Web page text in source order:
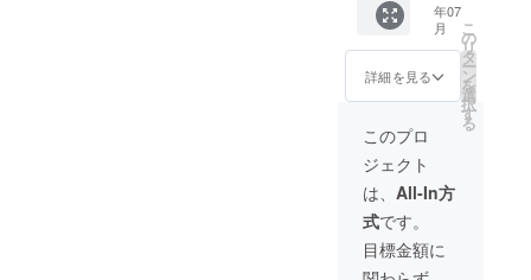
files-
bando
◆7月25
日
(月)10:0
0-11:00
〈講
師〉齋
藤 望美
ウエス
ト58cm
をキー
プし続
ける38
歳2児の
くださ
い。そ
の際の
郵送料
ご負担
願いい
たしま
す。 ※
印刷代
は支援
者様負
のコメ
ントを
いただ
きま
の時間
ており
ます。
（5分程
度）
※10月
15日大
加権 ・
お礼の
メール
とプロ
捗状況
を随時
お知ら
せしま
す。
【参加
資格】
・56㎏
年07
月
詳細を見る
こ
の
リ
タ
ー
ン
を
選
択
す
る
このプロ
ジェクト
は、 All-In方
式です。
目標金額に